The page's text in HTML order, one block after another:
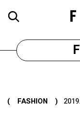
( FASHION )